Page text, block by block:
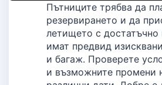
Пътниците трябва да
резервирането и да
летището с достатъчно
имат предвид
и багаж. Проверете
и възможните промени